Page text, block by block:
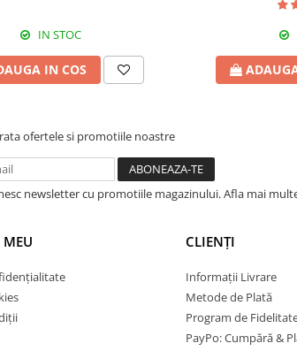
IN STOC
IN COS
ofertele si promotiile noastre
newsletter cu promotiile magazinului. Afla mai
CLIENȚI
Informații Livrare
Metode de Plată
Program de
PayPo: Cumpără &